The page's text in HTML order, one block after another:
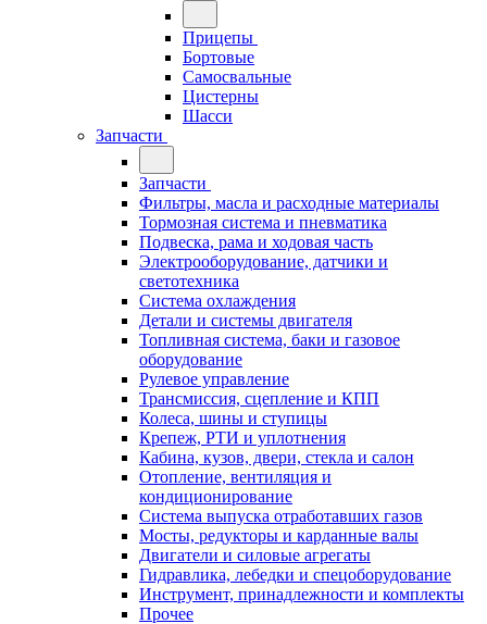
Прицепы
Бортовые
Самосвальные
Цистерны
Шасси
Запчасти
Запчасти
Фильтры, масла и расходные материалы
Тормозная система и пневматика
Подвеска, рама и ходовая часть
Электрооборудование, датчики и
светотехника
Система охлаждения
Детали и системы двигателя
Топливная система, баки и газовое
оборудование
Рулевое управление
Трансмиссия, сцепление и КПП
Колеса, шины и ступицы
Крепеж, РТИ и уплотнения
Кабина, кузов, двери, стекла и салон
Отопление, вентиляция и
кондиционирование
Система выпуска отработавших газов
Мосты, редукторы и карданные валы
Двигатели и силовые агрегаты
Гидравлика, лебедки и спецоборудование
Инструмент, принадлежности и комплекты
Прочее